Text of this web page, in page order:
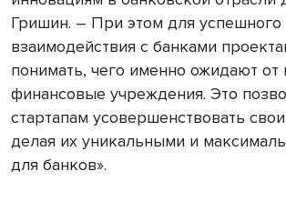
Гришин. – При этом для успешного
взаимодействия с банками
понимать, чего именно ожидают от
финансовые учреждения. Это
стартапам усовершенствовать
делая их уникальными и
для банков».